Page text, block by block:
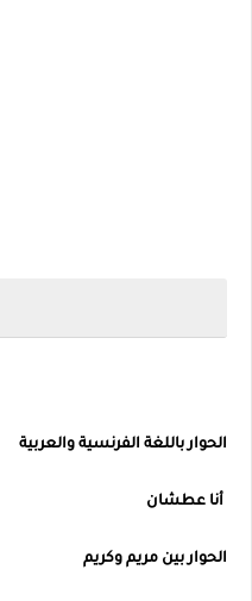
الحوار باللغة الفرنسية والعربية
أنا عطشان
الحوار بين مريم وكريم